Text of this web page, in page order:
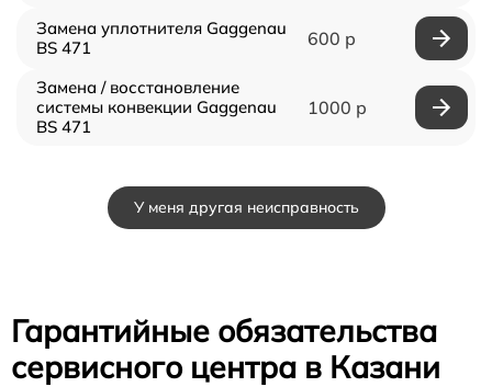
Замена уплотнителя Gaggenau
BS 471
600 р
Замена / восстановление
системы конвекции Gaggenau
BS 471
1000 р
У меня другая неисправность
Гарантийные обязательства
сервисного центра в Казани